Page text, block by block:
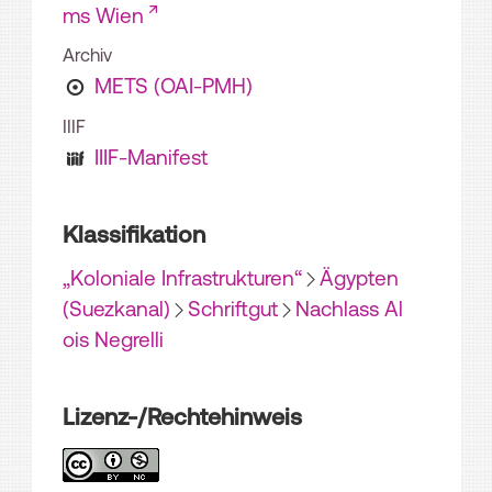
ms Wien
Archiv
METS (OAI-PMH)
IIIF
IIIF-Manifest
Klassifikation
„Koloniale Infrastrukturen“
Ägypten
(Suezkanal)
Schriftgut
Nachlass Al
ois Negrelli
Lizenz-/Rechtehinweis